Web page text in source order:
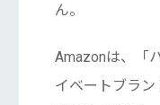
ん。
Amazonは、「
イベートブラン